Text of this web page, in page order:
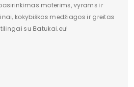
moterims, vyrams ir
kokybiškos medžiagos ir greitas
su Batukai.eu!